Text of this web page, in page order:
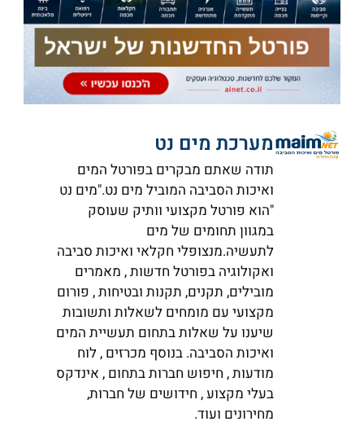
מערכת מים נט
תודה שאתם מבקרים בפורטל המים
ואיכות הסביבה המוביל מים נט."מים נט
"הוא פורטל מקצועי וותיק שעוסק
במגוון תחומים של מים
לתעשיה.מנצופלי חקלאי ואיכות סביבה
ואקולוגיה בפורטל חדשות , מאמרים
מובילים, תקנים, תקנות ובטיחות , פורום
מקצועי עם מומחים לשאלות ותשובות
שיענו על שאלות בתחום תעשיית המים
ואיכות הסביבה. בנוסף מכרזים , לוח
מודעות , חיפוש חברות בתחום , אינדקס
בעלי מקצוע , חידושים של חברות,
מחירונים ועוד.